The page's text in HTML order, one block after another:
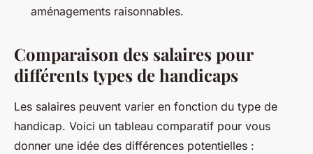
aménagements raisonnables.
Comparaison des salaires pour
différents types de handicaps
Les salaires peuvent varier en fonction du type de
handicap. Voici un tableau comparatif pour vous
donner une idée des différences potentielles :